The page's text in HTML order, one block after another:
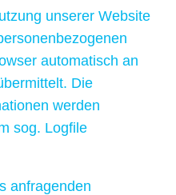
unserer Website
automatisch an
Die
werden
sog. Logfile
anfragenden